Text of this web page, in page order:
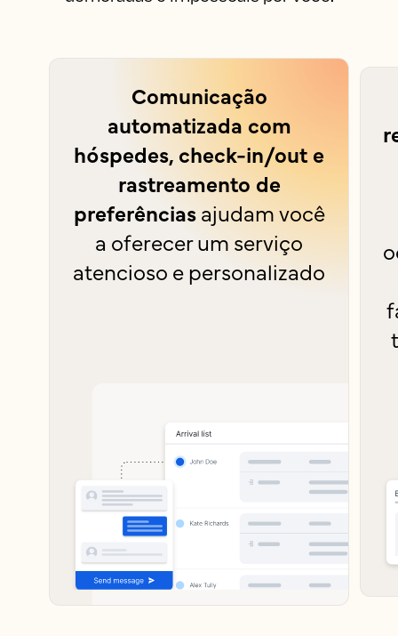
Comunicação
automatizada com
hóspedes, check-in/out e
rastreamento de
preferênciasajudam você
a oferecer um serviço
atencioso e personalizado